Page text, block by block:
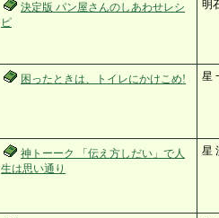
決定版 パン屋さんのしあわせレシ
ピ
明
困ったときは、トイレにかけこめ! 星
神トーーク 「伝え方しだい」で人
生は思い通り
星